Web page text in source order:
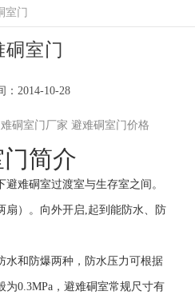
室门
硐室门
：2014-10-28
硐室门厂家 避难硐室门价格
简介
避难硐室过渡室与生存室之间。
扇）。向外开启,起到能防水、防
水和防爆两种，防水压力可根据
0.3MPa，避难硐室常规尺寸有